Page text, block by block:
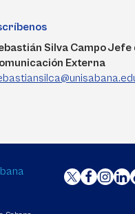
Silva Campo Jefe
Externa